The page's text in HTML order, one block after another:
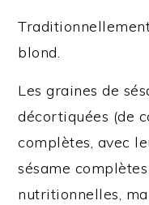
blond.
Les graines de
décortiquées (de
complètes, avec
sésame
nutritionnelles,